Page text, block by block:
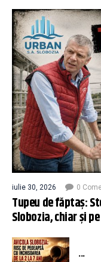
iulie 30, 2026 0
Tupeu de făptaș:
Slobozia, chiar și
...